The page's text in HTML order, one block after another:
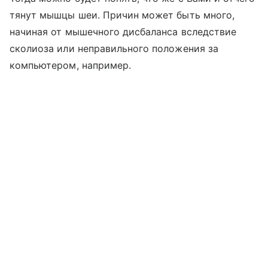
тянут мышцы шеи. Причин может быть много,
начиная от мышечного дисбаланса вследствие
сколиоза или неправильного положения за
компьютером, например.